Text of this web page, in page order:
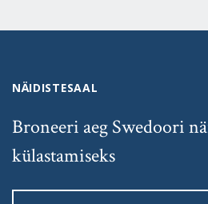
NÄIDISTESAAL
Broneeri aeg Swedoori
külastamiseks